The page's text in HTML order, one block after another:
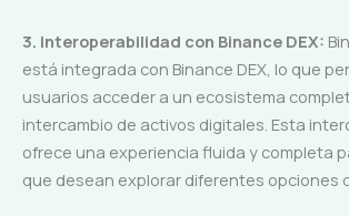
3. Interoperabilidad con Binance DEX:
está integrada con Binance DEX, lo que
usuarios acceder a un ecosistema
intercambio de activos digitales. Esta
ofrece una experiencia fluida y completa
que desean explorar diferentes opciones